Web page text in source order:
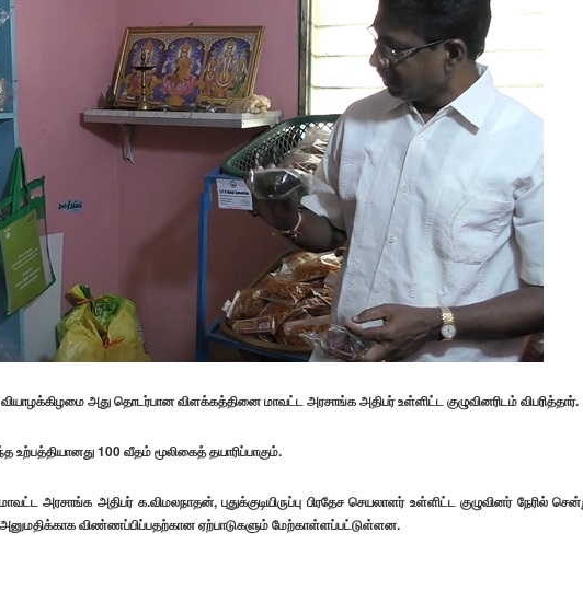
அது தொடர்பான விளக்கத்தினை மாவட்ட அரசாங்க அதிபர் உள்ளிட்ட குழுவினரிடம் விபரித்தார்.
உற்பத்தியானது 100 வீதம் மூலிகைத் தயாரிப்பாகும்.
அரசாங்க அதிபர் க.விமலநாதன், புதுக்குடியிருப்பு பிரதேச செயலாளர் உள்ளிட்ட குழுவினர் நேரில்
விண்ணப்பிப்பதற்கான ஏற்பாடுகளும் மேற்காள்ளப்பட்டுள்ளன.